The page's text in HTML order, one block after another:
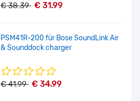
€ 38.39 € 31.99
PSM41R-200 für Bose SoundLink Air
& Sounddock charger
€ 41.99 € 34.99